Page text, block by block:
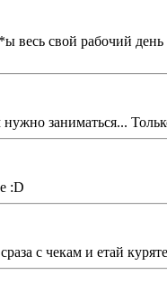
свой рабочий день
заниматься...
:D
с чекам и етай